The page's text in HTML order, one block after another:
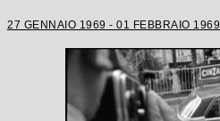
27 GENNAIO 1969 - 01 FEBBRAIO 1969